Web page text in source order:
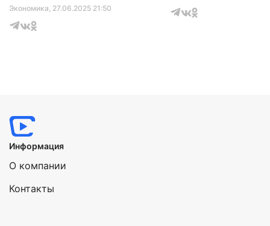
Экономика, 27.06.2025 21:50
Информация
О компании
Контакты